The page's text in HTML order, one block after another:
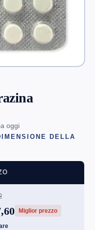
oggi
DELLA
Miglior prezzo